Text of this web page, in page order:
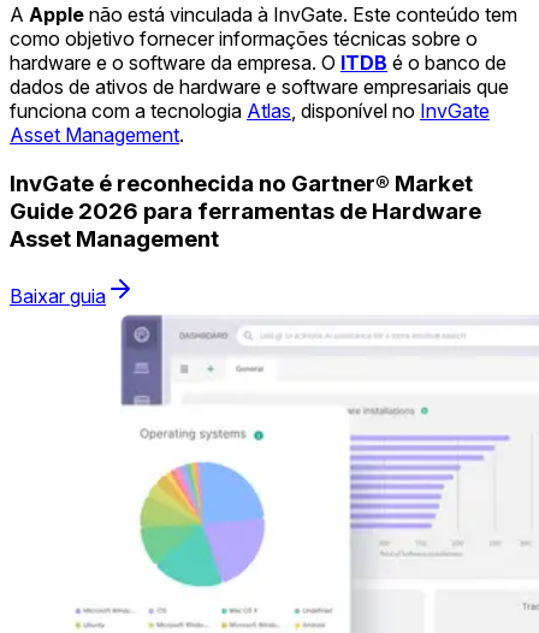
A Apple não está vinculada à InvGate. Este conteúdo tem
como objetivo fornecer informações técnicas sobre o
hardware e o software da empresa. O ITDB é o banco de
dados de ativos de hardware e software empresariais que
funciona com a tecnologia Atlas , disponível no InvGate
Asset Management.
InvGate é reconhecida no Gartner® Market
Guide 2026 para ferramentas de Hardware
Asset Management
Baixar guia